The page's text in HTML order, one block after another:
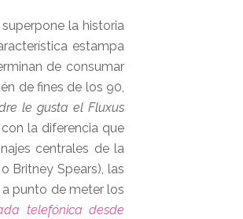
la historia
estampa
de consumar
de fines de los 90,
le gusta el Fluxus
la diferencia que
centrales de la
Britney Spears), las
a punto de meter los
telefónica desde